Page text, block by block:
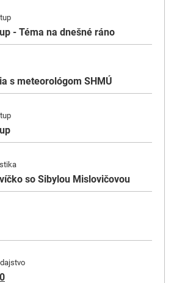
- Téma na dnešné ráno
s meteorológom SHMÚ
so Sibylou Mislovičovou